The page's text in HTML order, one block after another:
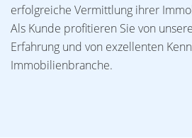
erfolgreiche Vermittlung ihrer
Als Kunde profitieren Sie von
Erfahrung und von exzellenten
Immobilienbranche.